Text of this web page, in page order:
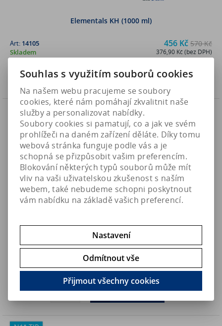
Elementals KH (1000 ml)
456 Kč 570 Kč
376,90 Kč (bez DPH)
Art: 14105
Skladem
Koupit
Akce
Náš TIP
Elementals Sr (1000 ml)
376,90 Kč (bez DPH)
Skladem
Koupit
Souhlas s využitím souborů cookies
Na našem webu pracujeme se soubory
cookies, které nám pomáhají zkvalitnit naše
služby a personalizovat nabídky.
Soubory cookies si pamatují, co a jak ve svém
prohlížeči na daném zařízení děláte. Díky tomu
webová stránka funguje podle vás a je
schopná se přizpůsobit vašim preferencím.
Blokování některých typů souborů může mít
vliv na vaši uživatelskou zkušenost s naším
webem, také nebudeme schopni poskytnout
vám nabídku na základě vašich preferencí.
Nastavení
Odmítnout vše
Přijmout všechny cookies